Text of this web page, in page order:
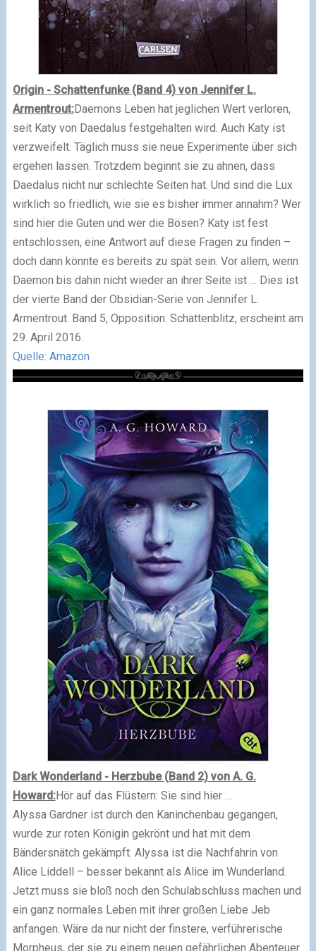
Origin - Schattenfunke (Band 4) von Jennifer L.
Armentrout:Daemons Leben hat jeglichen Wert verloren,
seit Katy von Daedalus festgehalten wird. Auch Katy ist
verzweifelt. Täglich muss sie neue Experimente über sich
ergehen lassen. Trotzdem beginnt sie zu ahnen, dass
Daedalus nicht nur schlechte Seiten hat. Und sind die Lux
wirklich so friedlich, wie sie es bisher immer annahm? Wer
sind hier die Guten und wer die Bösen? Katy ist fest
entschlossen, eine Antwort auf diese Fragen zu finden –
doch dann könnte es bereits zu spät sein. Vor allem, wenn
Daemon bis dahin nicht wieder an ihrer Seite ist … Dies ist
der vierte Band der Obsidian-Serie von Jennifer L.
Armentrout. Band 5, Opposition. Schattenblitz, erscheint am
29. April 2016.
Quelle: Amazon
Dark Wonderland - Herzbube (Band 2) von A. G.
Howard:Hör auf das Flüstern: Sie sind hier …
Alyssa Gardner ist durch den Kaninchenbau gegangen,
wurde zur roten Königin gekrönt und hat mit dem
Bändersnätch gekämpft. Alyssa ist die Nachfahrin von
Alice Liddell – besser bekannt als Alice im Wunderland.
Jetzt muss sie bloß noch den Schulabschluss machen und
ein ganz normales Leben mit ihrer großen Liebe Jeb
anfangen. Wäre da nur nicht der finstere, verführerische
Morpheus, der sie zu einem neuen gefährlichen Abenteuer